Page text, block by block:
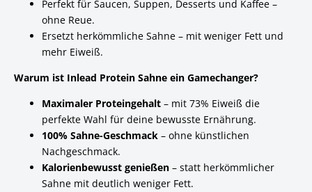
Perfekt für Saucen, Suppen, Desserts und Kaffee –
ohne Reue.
Ersetzt herkömmliche Sahne – mit weniger Fett und
mehr Eiweiß.
Warum ist Inlead Protein Sahne ein Gamechanger?
Maximaler Proteingehalt – mit 73% Eiweiß die
perfekte Wahl für deine bewusste Ernährung.
100% Sahne-Geschmack – ohne künstlichen
Nachgeschmack.
Kalorienbewusst genießen – statt herkömmlicher
Sahne mit deutlich weniger Fett.